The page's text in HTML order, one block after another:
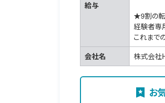
給与
★9割の転
経験者専
これまで
会社名
株式会社
お